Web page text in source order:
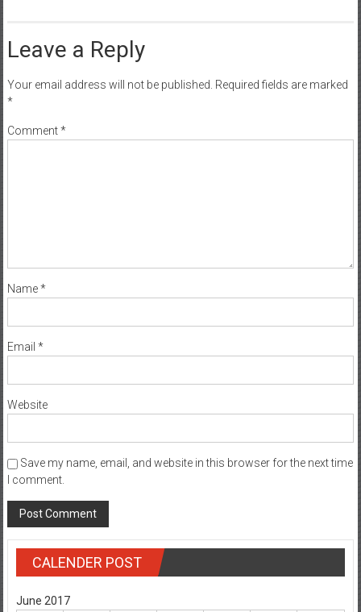
Leave a Reply
Your email address will not be published. Required fields are marked
*
Comment*
Name*
Email *
Website
Save my name, email, and website in this browser for the next time
I comment.
CALENDER POST
June 2017